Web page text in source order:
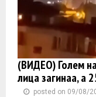
(ВИДЕО) Голем
лица загинаа, а
posted on 09/08/